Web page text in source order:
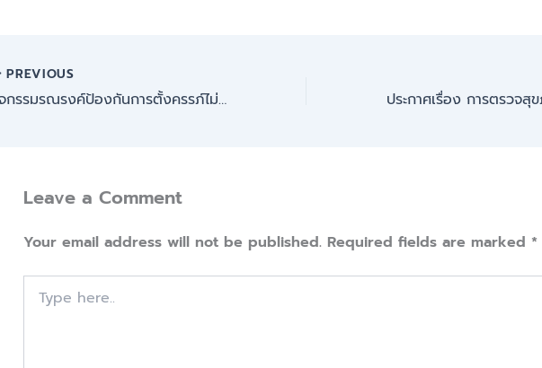
PREVIOUS
กิจกรรมรณรงค์ป้องกันการตั้งครรภ์ไม่พร้อมในเทศกาลวันวาเลนไทน์
Leave a Comment
Your email address will not be published. Required fields are marked *
here..